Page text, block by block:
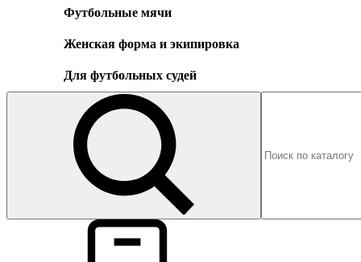
Футбольные мячи
Женская форма и экипировка
Для футбольных судей